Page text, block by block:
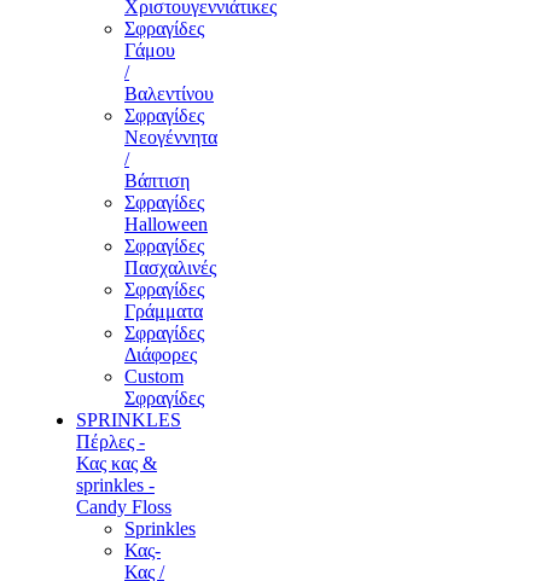
Χριστουγεννιάτικες
Σφραγίδες
Γάμου
/
Βαλεντίνου
Σφραγίδες
Νεογέννητα
/
Βάπτιση
Σφραγίδες
Halloween
Σφραγίδες
Πασχαλινές
Σφραγίδες
Γράμματα
Σφραγίδες
Διάφορες
Custom
Σφραγίδες
SPRINKLES
Πέρλες -
Κας κας &
sprinkles -
Candy Floss
Sprinkles
Κας-
Κας /